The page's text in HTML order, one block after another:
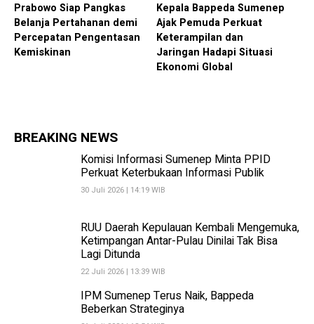
Prabowo Siap Pangkas
Belanja Pertahanan demi
Percepatan Pengentasan
Kemiskinan
Kepala Bappeda Sumenep
Ajak Pemuda Perkuat
Keterampilan dan
Jaringan Hadapi Situasi
Ekonomi Global
BREAKING NEWS
Komisi Informasi Sumenep Minta PPID
Perkuat Keterbukaan Informasi Publik
30 Juli 2026 | 14:19 WIB
RUU Daerah Kepulauan Kembali Mengemuka,
Ketimpangan Antar-Pulau Dinilai Tak Bisa
Lagi Ditunda
22 Juli 2026 | 13:39 WIB
IPM Sumenep Terus Naik, Bappeda
Beberkan Strateginya